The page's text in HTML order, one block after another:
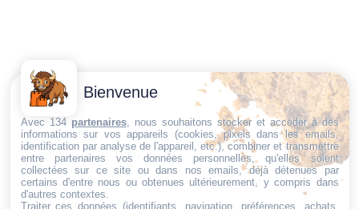
Trouvez ce qu'il vous faut,
au bon endroit
Conditions
générales
de vente
Politique de
cookies
Politique de
confidentialité
Contactez-
Nous
Email:
dt@sasbms.fr
Bienvenue
Avec 134 partenaires, nous souhaitons stocker et accéder à des
informations sur vos appareils (cookies, pixels dans les emails,
identification par analyse de l'appareil, etc.), combiner et transmettre
entre partenaires vos données personnelles, qu'elles soient
collectées sur ce site ou dans nos emails, déjà détenues par
certains d'entre nous ou obtenues ultérieurement, y compris dans
d'autres contextes.
Traiter ces données (identifiants, navigation, préférences, achats,